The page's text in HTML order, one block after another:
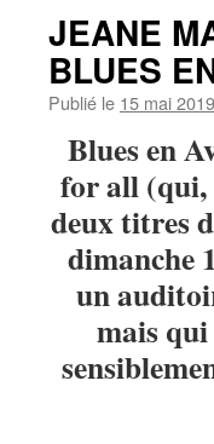
JEANE
BLUES
Publié le 15 mai 2019
Blues en
for all (qui,
deux titres
dimanche
un
mais